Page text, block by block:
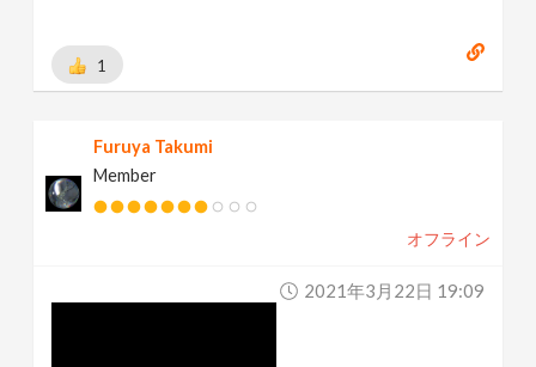
1
Furuya Takumi
Member
オフライン
2021年3月22日 19:09